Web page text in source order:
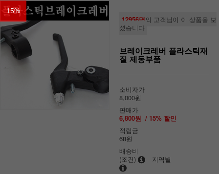
15%
12956명의 고객님이 이 상품을 보
셨습니다
브레이크레버 플라스틱재
질 제동부품
소비자가
8,000원
판매가
6,800원 / 15% 할인
적립금
68원
배송비
(조건)
지역별